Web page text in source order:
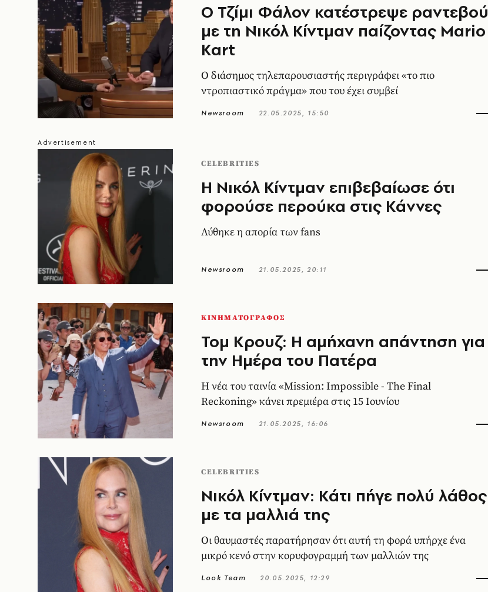
Ο Τζίμι Φάλον κατέστρεψε ραντεβού
με τη Νικόλ Κίντμαν παίζοντας Mario
Kart
Ο διάσημος τηλεπαρουσιαστής περιγράφει «το πιο
ντροπιαστικό πράγμα» που του έχει συμβεί
Newsroom 22.05.2025, 15:50
CELEBRITIES
Η Νικόλ Κίντμαν επιβεβαίωσε ότι
φορούσε περούκα στις Κάννες
Λύθηκε η απορία των fans
Newsroom 21.05.2025, 20:11
ΚΙΝΗΜΑΤΟΓΡΑΦΟΣ
Τομ Κρουζ: Η αμήχανη απάντηση για
την Ημέρα του Πατέρα
H νέα του ταινία «Mission: Impossible - The Final
Reckoning» κάνει πρεμιέρα στις 15 Ιουνίου
Newsroom 21.05.2025, 16:06
CELEBRITIES
Νικόλ Κίντμαν: Κάτι πήγε πολύ λάθος
με τα μαλλιά της
Οι θαυμαστές παρατήρησαν ότι αυτή τη φορά υπήρχε ένα
μικρό κενό στην κορυφογραμμή των μαλλιών της
Look Team 20.05.2025, 12:29